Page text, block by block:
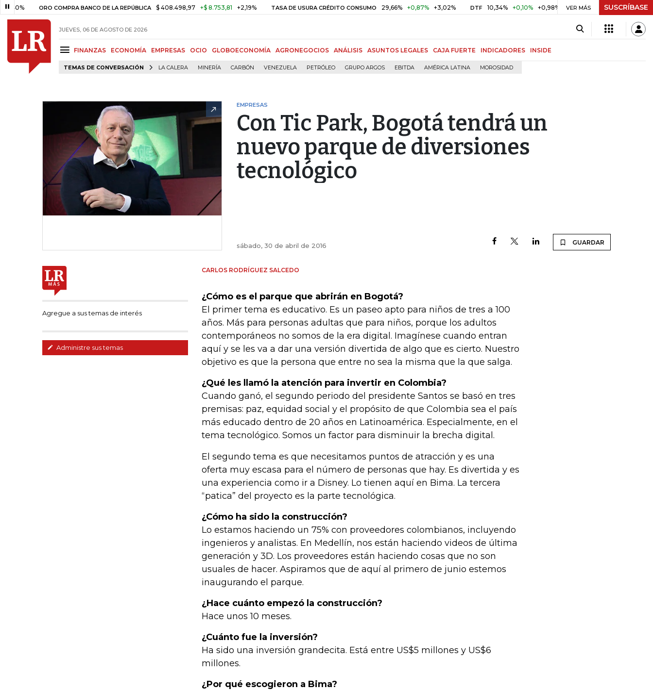
ORO COMPRA BANCO DE LA REPÚBLICA $ 408.498,97 +$ 8.753,81 +2,19% TASA DE USURA CRÉDITO CONSUMO 29,66% +0,87% +3,02% DTF 10,34% +0,10% +0,98% UVR $ 416,86 +$ 0,05 +0,01%
VER MÁS SUSCRÍBASE
JUEVES, 06 DE AGOSTO DE 2026
FINANZAS ECONOMÍA EMPRESAS OCIO GLOBOECONOMÍA AGRONEGOCIOS ANÁLISIS ASUNTOS LEGALES CAJA FUERTE INDICADORES INSIDE
TEMAS DE CONVERSACIÓN LA CALERA MINERÍA CARBÓN VENEZUELA PETRÓLEO GRUPO ARGOS EBITDA AMÉRICA LATINA MOROSIDAD
EMPRESAS
Con Tic Park, Bogotá tendrá un
nuevo parque de diversiones
tecnológico
sábado, 30 de abril de 2016 GUARDAR
Agregue a sus temas de interés
Administre sus temas
CARLOS RODRÍGUEZ SALCEDO
¿Cómo es el parque que abrirán en Bogotá?
El primer tema es educativo. Es un paseo apto para niños de tres a 100
años. Más para personas adultas que para niños, porque los adultos
contemporáneos no somos de la era digital. Imagínese cuando entran
aquí y se les va a dar una versión divertida de algo que es cierto. Nuestro
objetivo es que la persona que entre no sea la misma que la que salga.
¿Qué les llamó la atención para invertir en Colombia?
Cuando ganó, el segundo periodo del presidente Santos se basó en tres
premisas: paz, equidad social y el propósito de que Colombia sea el país
más educado dentro de 20 años en Latinoamérica. Especialmente, en el
tema tecnológico. Somos un factor para disminuir la brecha digital.
El segundo tema es que necesitamos puntos de atracción y es una
oferta muy escasa para el número de personas que hay. Es divertida y es
una experiencia como ir a Disney. Lo tienen aquí en Bima. La tercera
“patica” del proyecto es la parte tecnológica.
¿Cómo ha sido la construcción?
Lo estamos haciendo un 75% con proveedores colombianos, incluyendo
ingenieros y analistas. En Medellín, nos están haciendo videos de última
generación y 3D. Los proveedores están haciendo cosas que no son
usuales de hacer. Aspiramos que de aquí al primero de junio estemos
inaugurando el parque.
¿Hace cuánto empezó la construcción?
Hace unos 10 meses.
¿Cuánto fue la inversión?
Ha sido una inversión grandecita. Está entre US$5 millones y US$6
millones.
¿Por qué escogieron a Bima?